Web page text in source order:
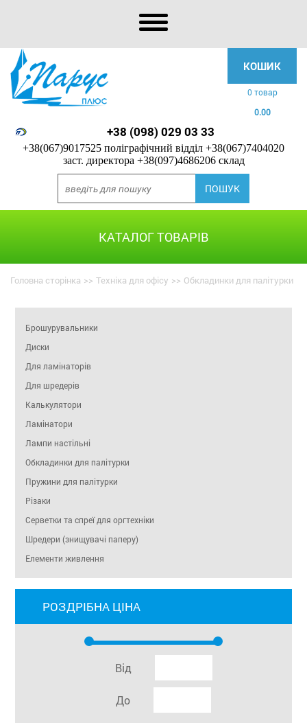
КОШИК
0 товар
0.00
+38 (098) 029 03 33
+38(067)9017525 поліграфічний відділ +38(067)7404020
заст. директора +38(097)4686206 склад
КАТАЛОГ ТОВАРІВ
Головна сторінка >> Техніка для офісу >> Обкладинки для палітурки
Брошурувальники
Диски
Для ламінаторів
Для шредерів
Калькулятори
Ламінатори
Лампи настільні
Обкладинки для палітурки
Пружини для палітурки
Різаки
Серветки та спреї для оргтехніки
Шредери (знищувачі паперу)
Елементи живлення
РОЗДРІБНА ЦІНА
Від
До